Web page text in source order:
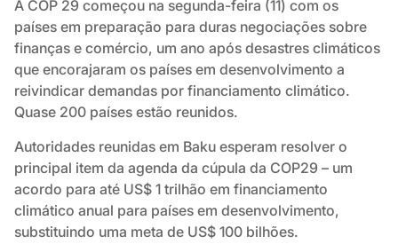
A COP 29 começou na segunda-feira (11) com os
países em preparação para duras negociações sobre
finanças e comércio, um ano após desastres climáticos
que encorajaram os países em desenvolvimento a
reivindicar demandas por financiamento climático.
Quase 200 países estão reunidos.
Autoridades reunidas em Baku esperam resolver o
principal item da agenda da cúpula da COP29 – um
acordo para até US$ 1 trilhão em financiamento
climático anual para países em desenvolvimento,
substituindo uma meta de US$ 100 bilhões.